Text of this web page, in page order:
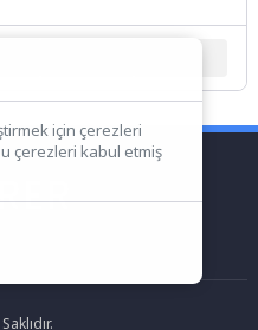
için çerezleri
çerezleri kabul etmiş